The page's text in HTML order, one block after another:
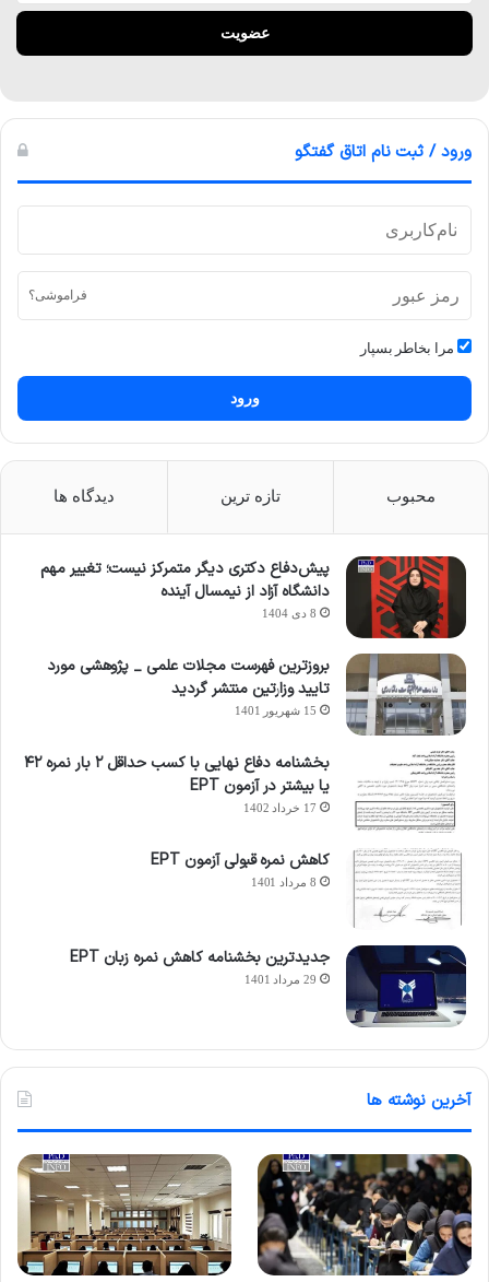
ورود / ثبت نام اتاق گفتگو
فراموشی؟
مرا بخاطر بسپار
ورود
محبوب تازه ترین دیدگاه ها
پیش‌دفاع دکتری دیگر متمرکز نیست؛ تغییر مهم
دانشگاه آزاد از نیمسال آینده
8 دی 1404
بروزترین فهرست مجلات علمی _ پژوهشی مورد
تایید وزارتین منتشر گردید
15 شهریور 1401
بخشنامه دفاع نهایی با کسب حداقل ۲ بار نمره ۴۲
یا بیشتر در آزمون EPT
17 خرداد 1402
کاهش نمره قبولی آزمون EPT
8 مرداد 1401
جدیدترین بخشنامه کاهش نمره زبان EPT
29 مرداد 1401
آخرین نوشته ها